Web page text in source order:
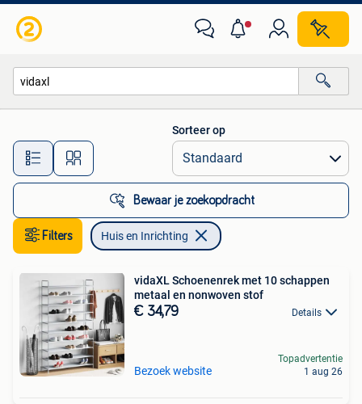
Alle afstanden…
Sorteer op
Bewaar je zoekopdracht
Filters Huis en Inrichting
vidaXL Schoenenrek met 10 schappen
metaal en nonwoven stof
€ 34,79 Details
Bezoek website
Topadvertentie
1 aug 26